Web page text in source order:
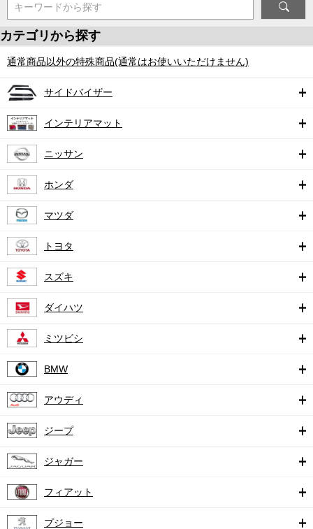
キーワードから探す
カテゴリから探す
通常商品以外の特殊商品(通常はお使いいただけません)
サイドバイザー
インテリアマット
ニッサン
ホンダ
マツダ
トヨタ
スズキ
ダイハツ
ミツビシ
BMW
アウディ
ジープ
ジャガー
フィアット
プジョー